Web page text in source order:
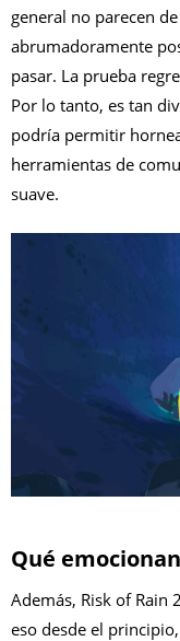
general no parecen
abrumadoramente
pasar. La prueba
Por lo tanto, es tan
podría permitir
herramientas de
suave.
Qué
Además, Risk of Rain
eso desde el